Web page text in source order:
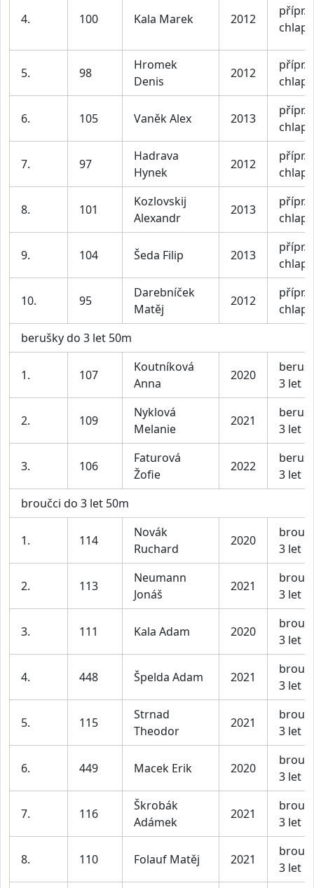
4. 100 Kala Marek 2012
přípr.
5. 98
Hromek
Denis
2012
přípr.
6. 105 Vaněk Alex 2013
přípr.
7. 97
Hadrava
Hynek
2012
přípr.
8. 101
Kozlovskij
Alexandr
2013
přípr.
9. 104 Šeda Filip 2013
přípr.
10. 95
Darebníček
Matěj
2012
přípr.
berušky do 3 let 50m
1. 107
Koutníková
Anna
2020
3 let
2. 109
Nyklová
Melanie
2021
3 let
3. 106
Faturová
Žofie
2022
3 let
broučci do 3 let 50m
1. 114
Novák
Ruchard
2020
3 let
2. 113
Neumann
Jonáš
2021
3 let
3. 111 Kala Adam 2020
3 let
4. 448 Špelda Adam 2021
3 let
5. 115
Strnad
Theodor
2021
3 let
6. 449 Macek Erik 2020
3 let
7. 116
Škrobák
Adámek
2021
3 let
8. 110 Folauf Matěj 2021
3 let